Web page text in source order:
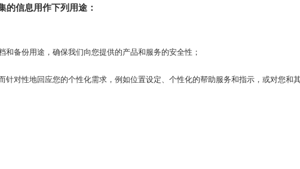
的信息用作下列用途：
备份用途，确保我们向您提供的产品和服务的安全性；
对性地回应您的个性化需求，例如位置设定、个性化的帮助服务和指示，或对您和